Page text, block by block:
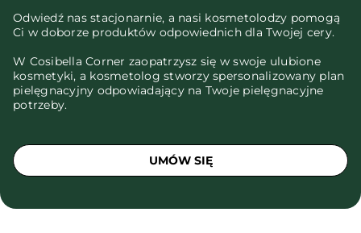
Odwiedź nas stacjonarnie, a nasi kosmetolodzy pomogą
Ci w doborze produktów odpowiednich dla Twojej cery.
W Cosibella Corner zaopatrzysz się w swoje ulubione
kosmetyki, a kosmetolog stworzy spersonalizowany plan
pielęgnacyjny odpowiadający na Twoje pielęgnacyjne
potrzeby.
UMÓW SIĘ